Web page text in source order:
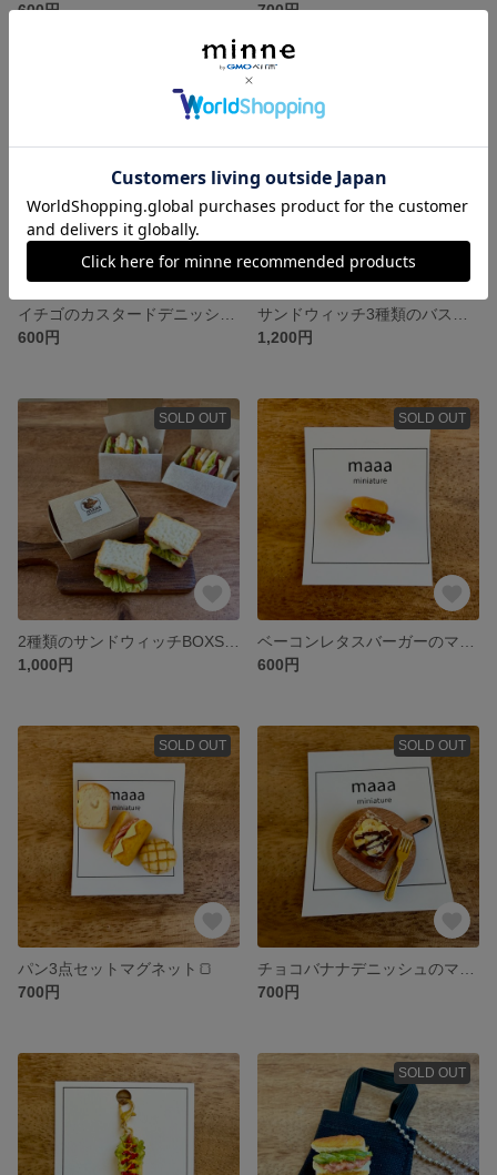
600円
700円
残り1点
600円
1,200円
SOLD OUT
1,000円
SOLD OUT
600円
SOLD OUT
パン3点セットマグネット🍞
700円
SOLD OUT
700円
SOLD OUT